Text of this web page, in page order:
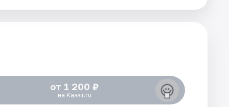
от 1 200 ₽
на Kassir.ru